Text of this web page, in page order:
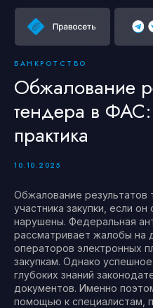
БАНКРОТСТВО
Обжалование
тендера в
практика
10.10.2025
Обжалование
участника закупки, если
нарушены. Федеральная
рассматривает жалобы на
операторов электронных
закупкам. Однако
глубоких знаний
документов. Именно
помощью к специалистам,